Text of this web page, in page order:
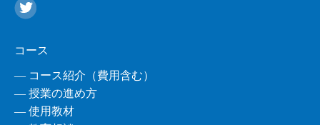
コース
― コース紹介（費用含む）
― 授業の進め方
― 使用教材